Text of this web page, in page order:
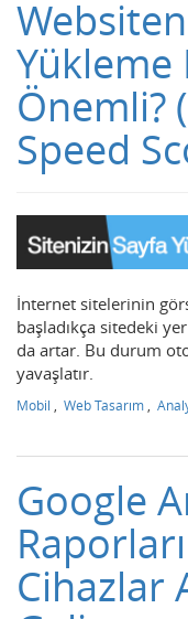
Yükleme
Önemli?
Speed
İnternet sitelerinin
başladıkça sitedeki
da artar. Bu durum
yavaşlatır.
Mobil , Web Tasarım ,
Google
Cihazlar